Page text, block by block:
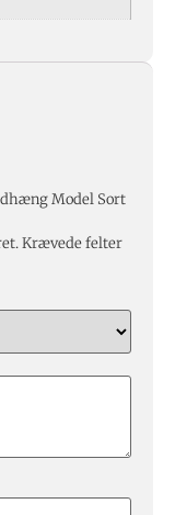
Model Sort
Krævede felter